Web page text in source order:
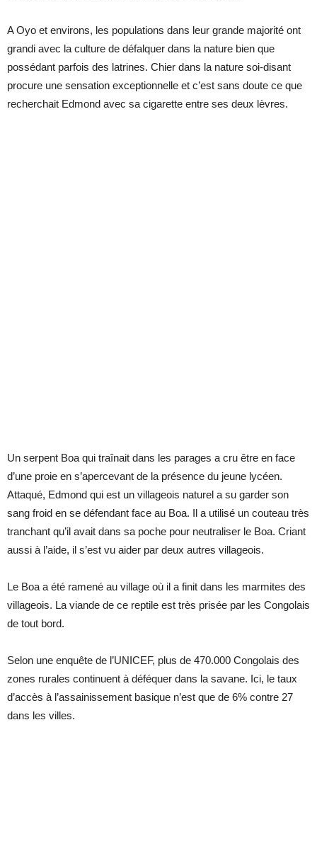
A Oyo et environs, les populations dans leur grande majorité ont
grandi avec la culture de défalquer dans la nature bien que
possédant parfois des latrines. Chier dans la nature soi-disant
procure une sensation exceptionnelle et c’est sans doute ce que
recherchait Edmond avec sa cigarette entre ses deux lèvres.
Un serpent Boa qui traînait dans les parages a cru être en face
d’une proie en s’apercevant de la présence du jeune lycéen.
Attaqué, Edmond qui est un villageois naturel a su garder son
sang froid en se défendant face au Boa. Il a utilisé un couteau très
tranchant qu’il avait dans sa poche pour neutraliser le Boa. Criant
aussi à l’aide, il s’est vu aider par deux autres villageois.
Le Boa a été ramené au village où il a finit dans les marmites des
villageois. La viande de ce reptile est très prisée par les Congolais
de tout bord.
Selon une enquête de l’UNICEF, plus de 470.000 Congolais des
zones rurales continuent à déféquer dans la savane. Ici, le taux
d’accès à l’assainissement basique n’est que de 6% contre 27
dans les villes.